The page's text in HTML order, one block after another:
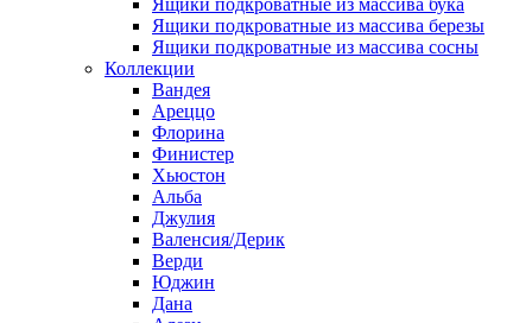
Ящики подкроватные из массива бука
Ящики подкроватные из массива березы
Ящики подкроватные из массива сосны
Коллекции
Вандея
Ареццо
Флорина
Финистер
Хьюстон
Альба
Джулия
Валенсия/Дерик
Верди
Юджин
Дана